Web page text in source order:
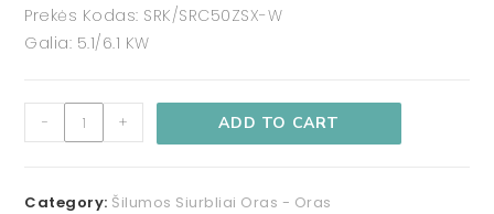
Prekės Kodas: SRK/SRC50ZSX-W
Galia: 5.1/6.1 KW
- + ADD TO CART
Category: Šilumos Siurbliai Oras - Oras